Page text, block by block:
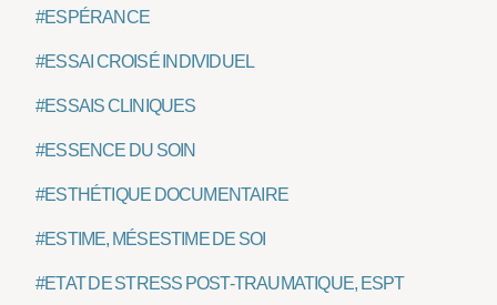
#ESPÉRANCE
#ESSAI CROISÉ INDIVIDUEL
#ESSAIS CLINIQUES
#ESSENCE DU SOIN
#ESTHÉTIQUE DOCUMENTAIRE
#ESTIME, MÉSESTIME DE SOI
#ETAT DE STRESS POST-TRAUMATIQUE, ESPT